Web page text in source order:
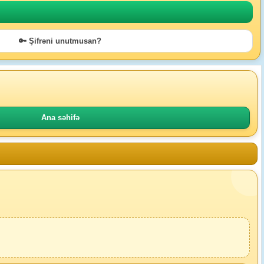
🔑 Şifrəni unutmusan?
Ana səhifə